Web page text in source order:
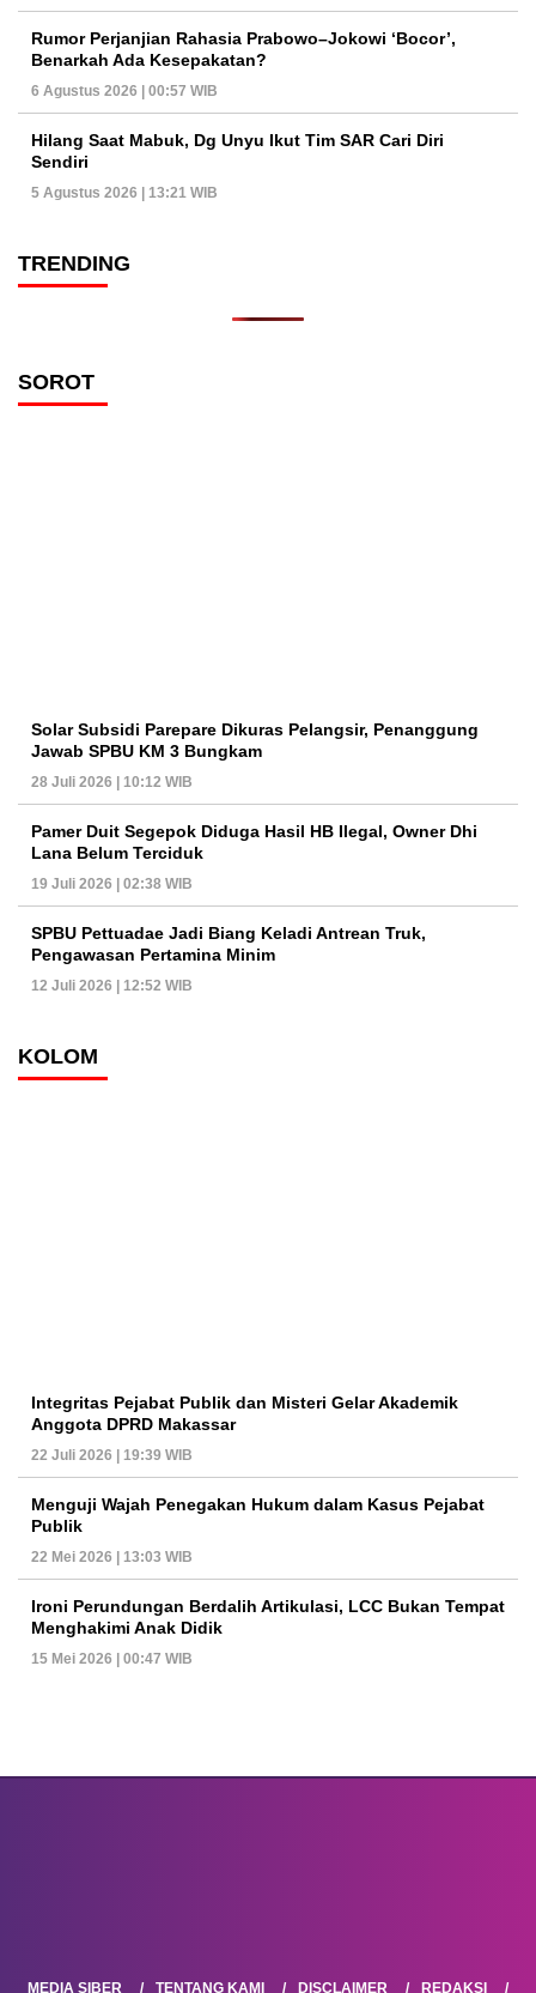
Rumor Perjanjian Rahasia Prabowo–Jokowi ‘Bocor’,
Benarkah Ada Kesepakatan?
6 Agustus 2026 | 00:57 WIB
Hilang Saat Mabuk, Dg Unyu Ikut Tim SAR Cari Diri
Sendiri
5 Agustus 2026 | 13:21 WIB
TRENDING
SOROT
Solar Subsidi Parepare Dikuras Pelangsir, Penanggung
Jawab SPBU KM 3 Bungkam
28 Juli 2026 | 10:12 WIB
Pamer Duit Segepok Diduga Hasil HB Ilegal, Owner Dhi
Lana Belum Terciduk
19 Juli 2026 | 02:38 WIB
SPBU Pettuadae Jadi Biang Keladi Antrean Truk,
Pengawasan Pertamina Minim
12 Juli 2026 | 12:52 WIB
KOLOM
Integritas Pejabat Publik dan Misteri Gelar Akademik
Anggota DPRD Makassar
22 Juli 2026 | 19:39 WIB
Menguji Wajah Penegakan Hukum dalam Kasus Pejabat
Publik
22 Mei 2026 | 13:03 WIB
Ironi Perundungan Berdalih Artikulasi, LCC Bukan Tempat
Menghakimi Anak Didik
15 Mei 2026 | 00:47 WIB
MEDIA SIBER TENTANG KAMI DISCLAIMER REDAKSI